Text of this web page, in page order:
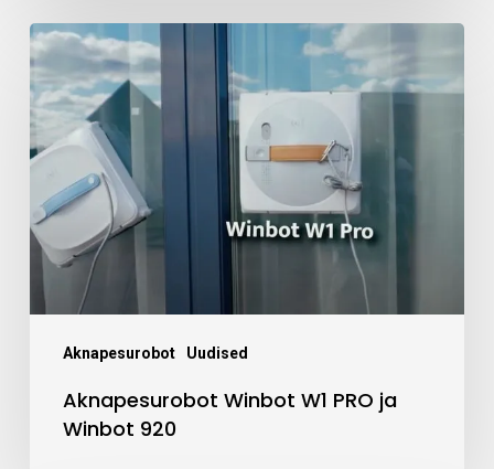
Aknapesurobot Uudised
Aknapesurobot
Winbot
W1
ja
Winbot
920
Aknapesurobot Winbot W1 PRO ja
Winbot 920